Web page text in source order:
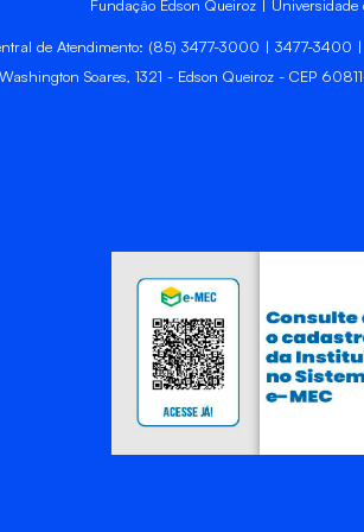
Fundação Edson Queiroz | Universidade
de Atendimento: (85) 3477-3000 | 3477-
Soares, 1321 - Edson Queiroz - CEP